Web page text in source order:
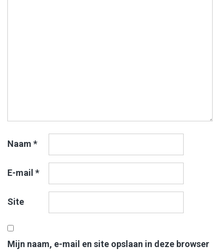
Naam *
E-mail *
Site
Mijn naam, e-mail en site opslaan in deze browser